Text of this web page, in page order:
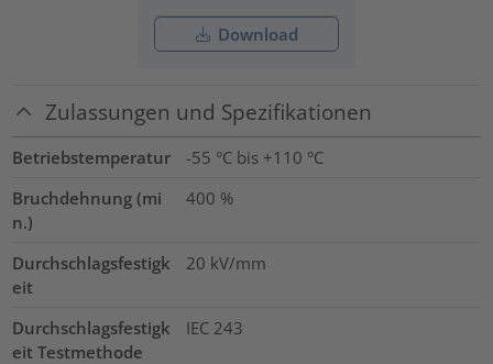
Download
Zulassungen und Spezifikationen
Betriebstemperatur
-55 °C bis +110 °C
Bruchdehnung (mi
n.)
400 %
Durchschlagsfestigk
eit
20 kV/mm
Durchschlagsfestigk
eit Testmethode
IEC 243